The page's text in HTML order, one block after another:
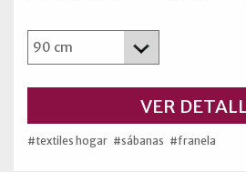
VER
#textiles hogar #sábanas #franela